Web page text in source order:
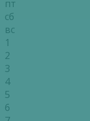
пт
сб
вс
1
2
3
4
5
6